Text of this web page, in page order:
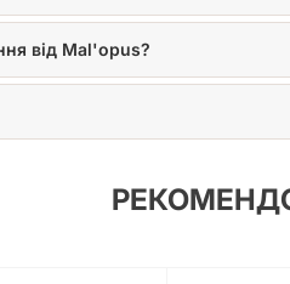
від Mal'opus?